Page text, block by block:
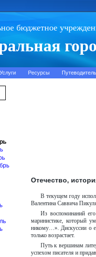
бюджетное
Услуги Ресурсы Путеводитель
Отечество,
В текущем году
Валентина Саввича
Из воспоминаний
маринистике, который
никому…». Дискуссии о
только возрастает.
Путь к вершинам
успехом писателя и